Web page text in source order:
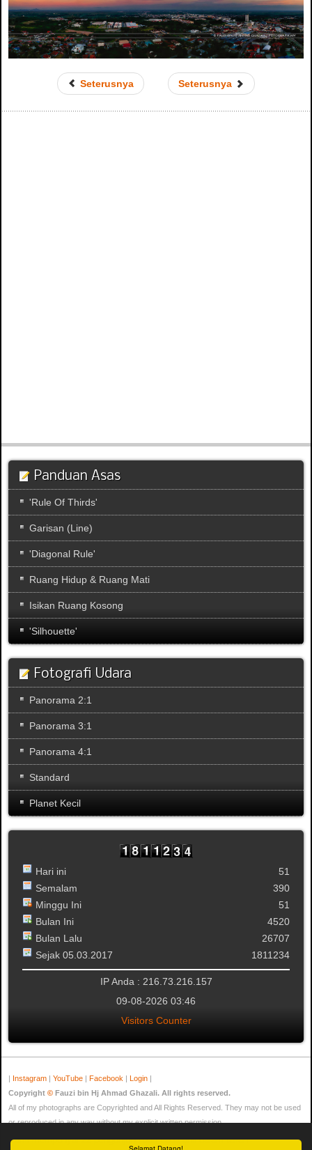
Seterusnya Seterusnya
Panduan Asas
'Rule Of Thirds'
Garisan (Line)
'Diagonal Rule'
Ruang Hidup & Ruang Mati
Isikan Ruang Kosong
'Silhouette'
Fotografi Udara
Panorama 2:1
Panorama 3:1
Panorama 4:1
Standard
Planet Kecil
Hari ini
Semalam
Minggu Ini
Bulan Ini
Bulan Lalu
Sejak 05.03.2017
51
390
51
4520
26707
1811234
IP Anda : 216.73.216.157
09-08-2026 03:46
Visitors Counter
Instagram YouTube Facebook Login
Copyright © Fauzi bin Hj Ahmad Ghazali. All rights reserved.
All of my photographs are Copyrighted and All Rights Reserved. They may not be used
or reproduced in any way without my explicit written permission.
Kami mempunyai 22 pengunjung dan tiada ahli dalam talian